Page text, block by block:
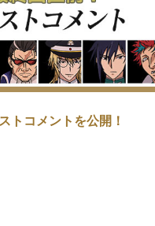
トコメントを公開！